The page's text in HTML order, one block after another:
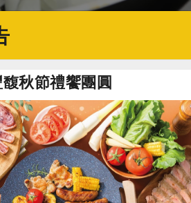
於 2024年08月242期
秋節禮饗團圓